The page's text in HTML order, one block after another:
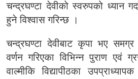
चन्द्रघण्टा देवीको स्वरुपको ध्यान
हुने विश्वास गरिन्छ ।
चन्द्रघण्टा देवीबाट कृपा भए
वर्णन गरिएका विभिन्न पुराण एवं
वाल्मीकि विद्यापीठका